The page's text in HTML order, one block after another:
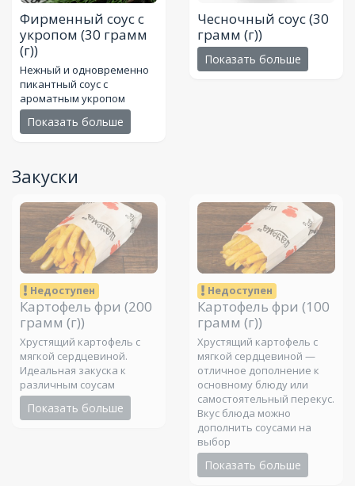
Фирменный соус с
укропом (30 грамм
(г))
Нежный и одновременно
пикантный соус с
ароматным укропом
Показать больше
Чесночный соус(30
грамм (г))
Показать больше
Закуски
Недоступен
Картофель фри (200
грамм (г))
Хрустящий картофель с
мягкой сердцевиной.
Идеальная закуска к
различным соусам
Показать больше
Недоступен
Картофель фри (100
грамм (г))
Хрустящий картофель с
мягкой сердцевиной —
отличное дополнение к
основному блюду или
самостоятельный перекус.
Вкус блюда можно
дополнить соусами на
выбор
Показать больше